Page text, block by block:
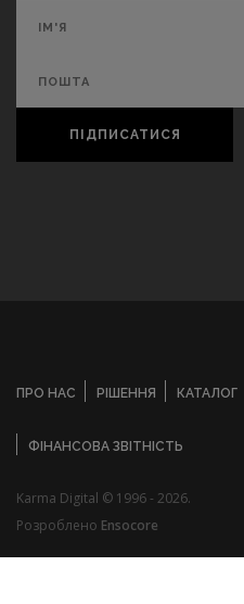
ПІДПИСАТИСЯ
ПРО НАС РІШЕННЯ КАТАЛОГ
ФІНАНСОВА ЗВІТНІСТЬ
Karma Digital © 1996 - 2026.
Розроблено Ensocore